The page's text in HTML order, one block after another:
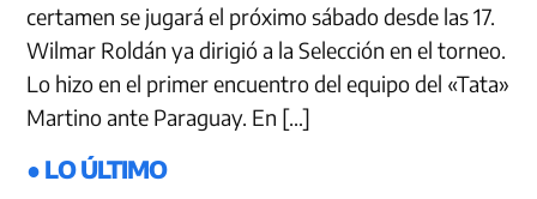
certamen se jugará el próximo sábado desde las 17.
Wilmar Roldán ya dirigió a la Selección en el torneo.
Lo hizo en el primer encuentro del equipo del «Tata»
Martino ante Paraguay. En […]
● LO ÚLTIMO